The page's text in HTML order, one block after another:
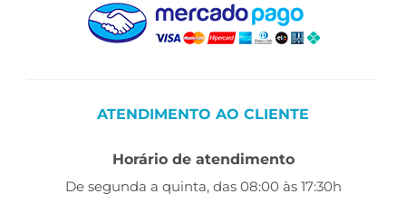
ATENDIMENTO AO CLIENTE
Horário de atendimento
De segunda a quinta, das 08:00 às 17:30h